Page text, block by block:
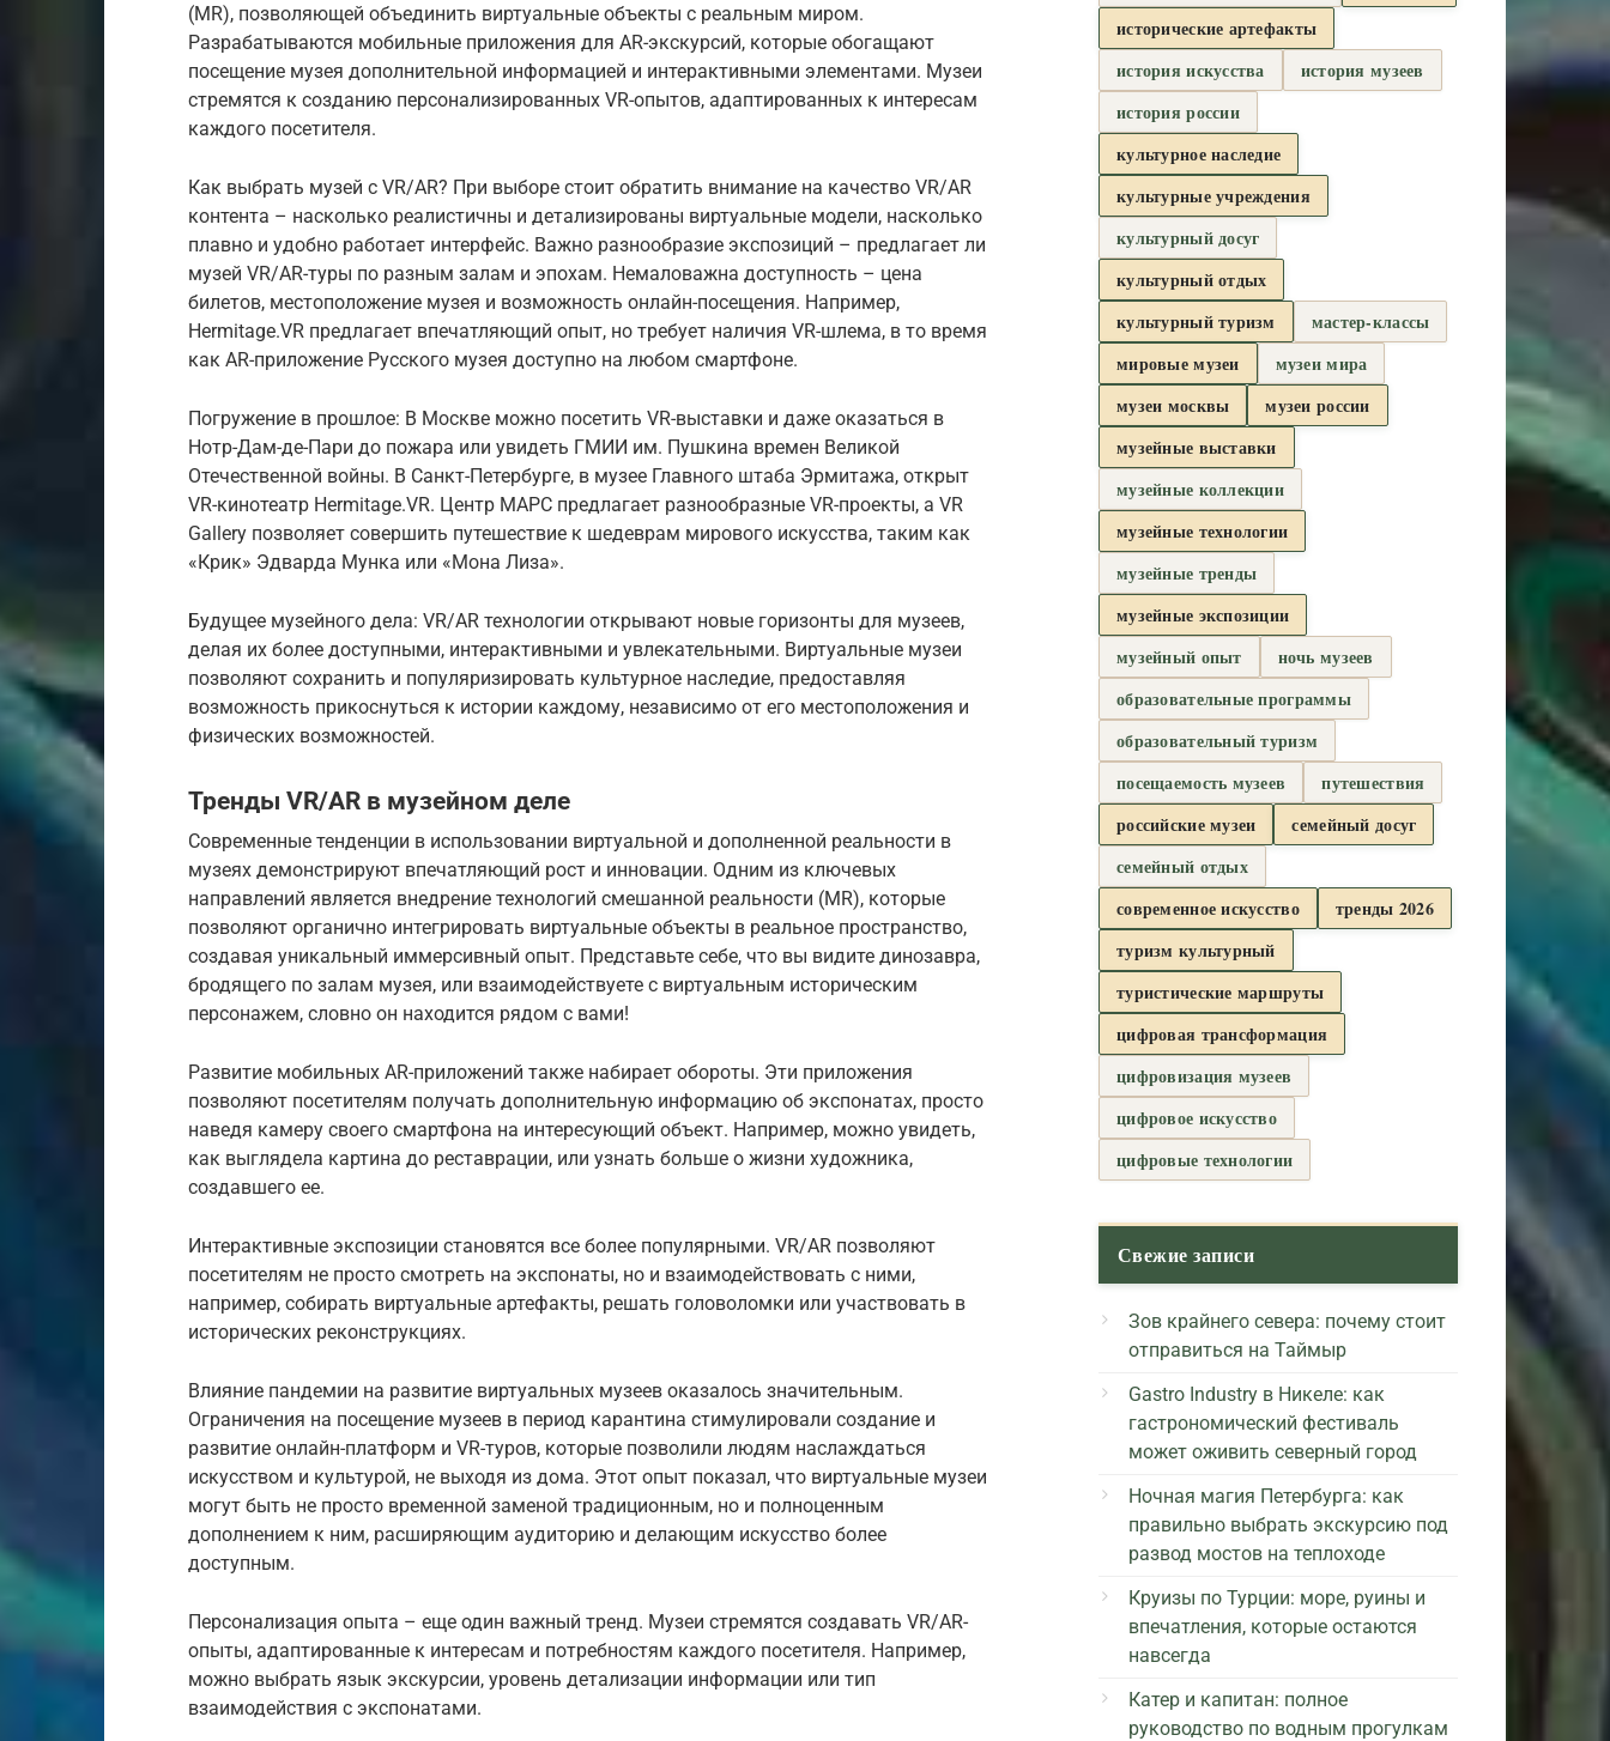
(MR), позволяющей объединить виртуальные объекты с реальным миром.
Разрабатываются мобильные приложения для AR-экскурсий, которые обогащают
посещение музея дополнительной информацией и интерактивными элементами. Музеи
стремятся к созданию персонализированных VR-опытов, адаптированных к интересам
каждого посетителя.
Как выбрать музей с VR/AR? При выборе стоит обратить внимание на качество VR/AR
контента – насколько реалистичны и детализированы виртуальные модели, насколько
плавно и удобно работает интерфейс. Важно разнообразие экспозиций – предлагает ли
музей VR/AR-туры по разным залам и эпохам. Немаловажна доступность – цена
билетов, местоположение музея и возможность онлайн-посещения. Например,
Hermitage.VR предлагает впечатляющий опыт, но требует наличия VR-шлема, в то время
как AR-приложение Русского музея доступно на любом смартфоне.
Погружение в прошлое: В Москве можно посетить VR-выставки и даже оказаться в
Нотр-Дам-де-Пари до пожара или увидеть ГМИИ им. Пушкина времен Великой
Отечественной войны. В Санкт-Петербурге, в музее Главного штаба Эрмитажа, открыт
VR-кинотеатр Hermitage.VR. Центр МАРС предлагает разнообразные VR-проекты, а VR
Gallery позволяет совершить путешествие к шедеврам мирового искусства, таким как
«Крик» Эдварда Мунка или «Мона Лиза».
Будущее музейного дела: VR/AR технологии открывают новые горизонты для музеев,
делая их более доступными, интерактивными и увлекательными. Виртуальные музеи
позволяют сохранить и популяризировать культурное наследие, предоставляя
возможность прикоснуться к истории каждому, независимо от его местоположения и
физических возможностей.
Тренды VR/AR в музейном деле
Современные тенденции в использовании виртуальной и дополненной реальности в
музеях демонстрируют впечатляющий рост и инновации. Одним из ключевых
направлений является внедрение технологий смешанной реальности (MR), которые
позволяют органично интегрировать виртуальные объекты в реальное пространство,
создавая уникальный иммерсивный опыт. Представьте себе, что вы видите динозавра,
бродящего по залам музея, или взаимодействуете с виртуальным историческим
персонажем, словно он находится рядом с вами!
Развитие мобильных AR-приложений также набирает обороты. Эти приложения
позволяют посетителям получать дополнительную информацию об экспонатах, просто
наведя камеру своего смартфона на интересующий объект. Например, можно увидеть,
как выглядела картина до реставрации, или узнать больше о жизни художника,
создавшего ее.
Интерактивные экспозиции становятся все более популярными. VR/AR позволяют
посетителям не просто смотреть на экспонаты, но и взаимодействовать с ними,
например, собирать виртуальные артефакты, решать головоломки или участвовать в
исторических реконструкциях.
Влияние пандемии на развитие виртуальных музеев оказалось значительным.
Ограничения на посещение музеев в период карантина стимулировали создание и
развитие онлайн-платформ и VR-туров, которые позволили людям наслаждаться
искусством и культурой, не выходя из дома. Этот опыт показал, что виртуальные музеи
могут быть не просто временной заменой традиционным, но и полноценным
дополнением к ним, расширяющим аудиторию и делающим искусство более
доступным.
Персонализация опыта – еще один важный тренд. Музеи стремятся создавать VR/AR-
опыты, адаптированные к интересам и потребностям каждого посетителя. Например,
можно выбрать язык экскурсии, уровень детализации информации или тип
взаимодействия с экспонатами.
исторические артефакты
история искусства
история музеев
история россии
культурное наследие
культурные учреждения
культурный досуг
культурный отдых
культурный туризм
мастер-классы
мировые музеи
музеи мира
музеи москвы
музеи россии
музейные выставки
музейные коллекции
музейные технологии
музейные тренды
музейные экспозиции
музейный опыт
ночь музеев
образовательные программы
образовательный туризм
посещаемость музеев
путешествия
российские музеи
семейный досуг
семейный отдых
современное искусство
тренды 2026
туризм культурный
туристические маршруты
цифровая трансформация
цифровизация музеев
цифровое искусство
цифровые технологии
Свежие записи
Зов крайнего севера: почему стоит
отправиться на Таймыр
Gastro Industry в Никеле: как
гастрономический фестиваль
может оживить северный город
Ночная магия Петербурга: как
правильно выбрать экскурсию под
развод мостов на теплоходе
Круизы по Турции: море, руины и
впечатления, которые остаются
навсегда
Катер и капитан: полное
руководство по водным прогулкам